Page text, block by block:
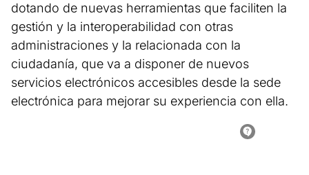
dotando de nuevas herramientas que faciliten la
gestión y la interoperabilidad con otras
administraciones y la relacionada con la
ciudadanía, que va a disponer de nuevos
servicios electrónicos accesibles desde la sede
electrónica para mejorar su experiencia con ella.